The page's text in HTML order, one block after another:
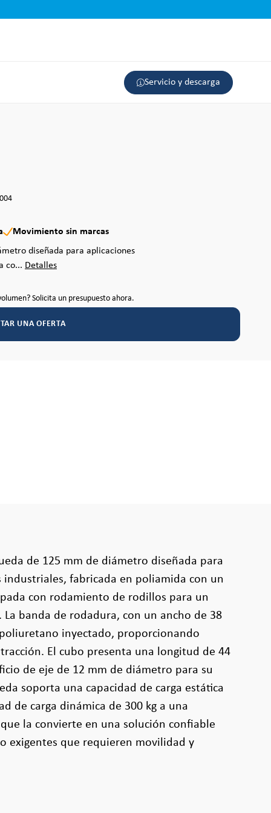
Servicio y descarga
Movimiento sin marcas
diseñada para aplicaciones
co... Detalles
Solicita un presupuesto ahora.
UNA OFERTA
de 125 mm de diámetro diseñada para
industriales, fabricada en poliamida con un
con rodamiento de rodillos para un
banda de rodadura, con un ancho de 38
inyectado, proporcionando
El cubo presenta una longitud de 44
de eje de 12 mm de diámetro para su
soporta una capacidad de carga estática
de carga dinámica de 300 kg a una
la convierte en una solución confiable
exigentes que requieren movilidad y